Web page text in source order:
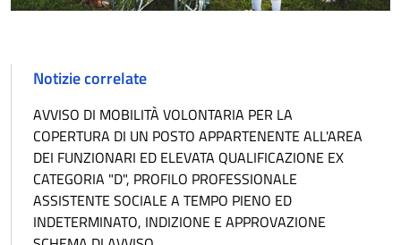
Notizie correlate
AVVISO DI MOBILITÀ VOLONTARIA PER LA
COPERTURA DI UN POSTO APPARTENENTE ALL'AREA
DEI FUNZIONARI ED ELEVATA QUALIFICAZIONE EX
CATEGORIA "D", PROFILO PROFESSIONALE
ASSISTENTE SOCIALE A TEMPO PIENO ED
INDETERMINATO, INDIZIONE E APPROVAZIONE